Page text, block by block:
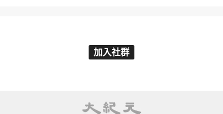
加入社群